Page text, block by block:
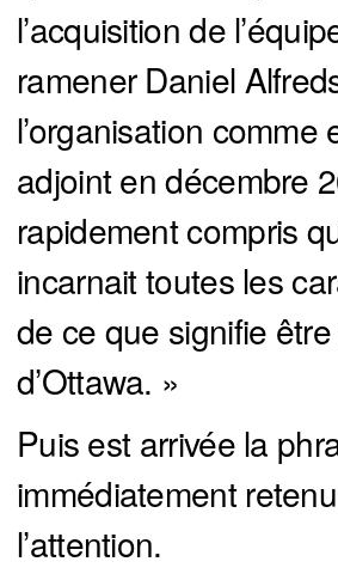
l’acquisition de
ramener Daniel
l’organisation comme
adjoint en décembre
rapidement compris
incarnait toutes les
de ce que signifie
d’Ottawa. »
Puis est arrivée la
immédiatement
l’attention.